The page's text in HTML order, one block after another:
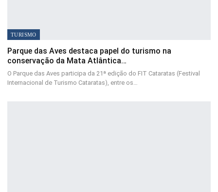
TURISMO
Parque das Aves destaca papel do turismo na
conservação da Mata Atlântica…
O Parque das Aves participa da 21ª edição do FIT Cataratas (Festival
Internacional de Turismo Cataratas), entre os…